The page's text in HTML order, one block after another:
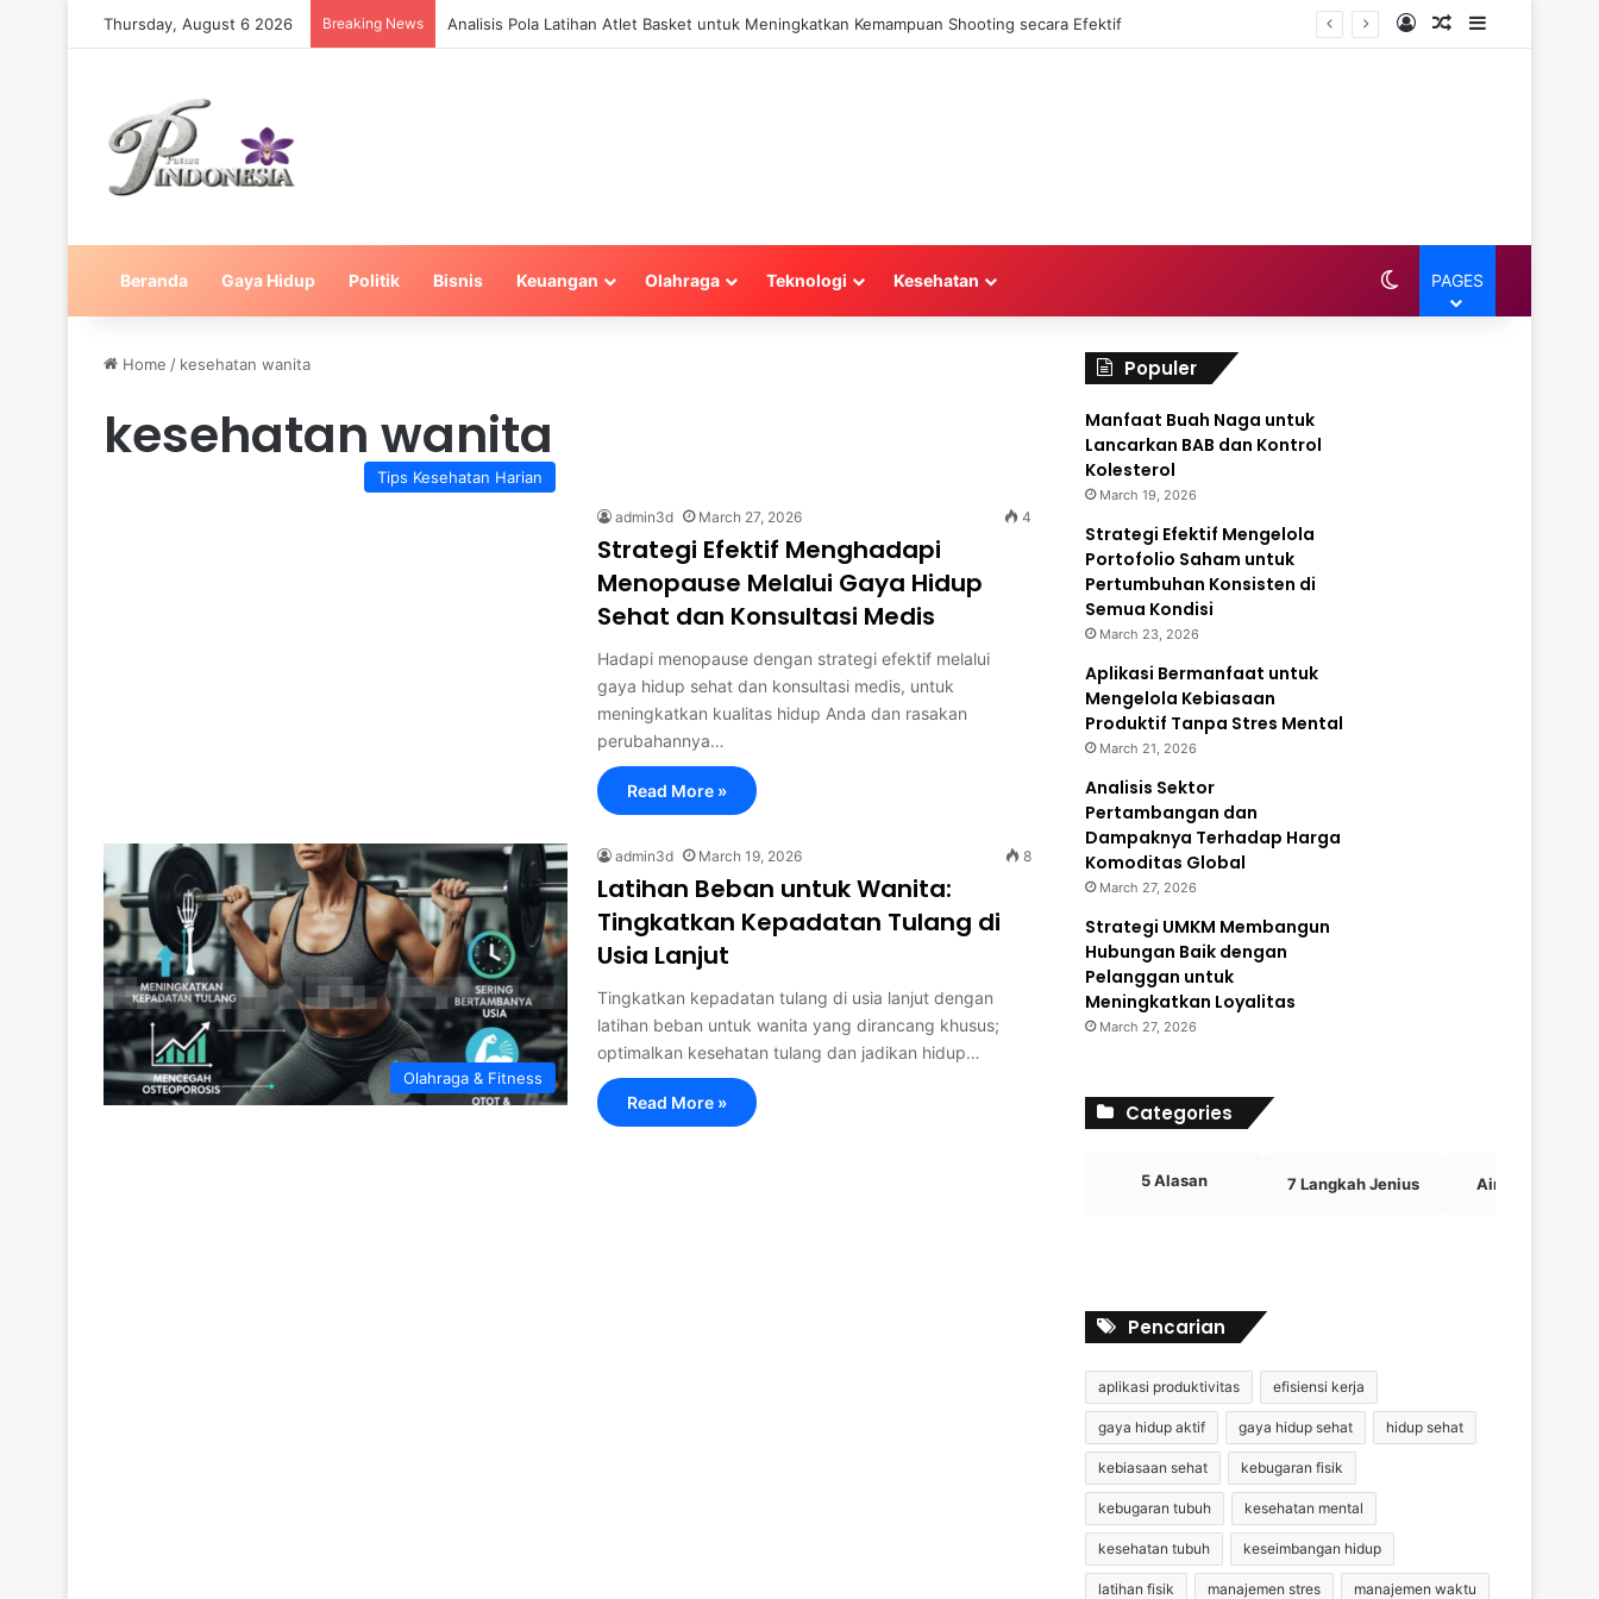
Thursday, August 6 2026 Breaking News Analisis Pola Latihan Atlet Basket untuk Meningkatkan Kemampuan Shooting secara Efektif Log InRandom Article
Sidebar
Beranda Gaya Hidup Politik Bisnis Keuangan Olahraga Teknologi Kesehatan Switch skin
PAGES
Home / kesehatan wanita
kesehatan wanita
Tips Kesehatan Harian
admin3d March 27, 2026 4
Strategi Efektif Menghadapi
Menopause Melalui Gaya Hidup
Sehat dan Konsultasi Medis
Hadapi menopause dengan strategi efektif melalui
gaya hidup sehat dan konsultasi medis, untuk
meningkatkan kualitas hidup Anda dan rasakan
perubahannya…
Read More »
Olahraga & Fitness
admin3d March 19, 2026 8
Latihan Beban untuk Wanita:
Tingkatkan Kepadatan Tulang di
Usia Lanjut
Tingkatkan kepadatan tulang di usia lanjut dengan
latihan beban untuk wanita yang dirancang khusus;
optimalkan kesehatan tulang dan jadikan hidup…
Read More »
Populer
Manfaat Buah Naga untuk
Lancarkan BAB dan Kontrol
Kolesterol
March 19, 2026
Strategi Efektif Mengelola
Portofolio Saham untuk
Pertumbuhan Konsisten di
Semua Kondisi
March 23, 2026
Aplikasi Bermanfaat untuk
Mengelola Kebiasaan
Produktif Tanpa Stres Mental
March 21, 2026
Analisis Sektor
Pertambangan dan
Dampaknya Terhadap Harga
Komoditas Global
March 27, 2026
Strategi UMKM Membangun
Hubungan Baik dengan
Pelanggan untuk
Meningkatkan Loyalitas
March 27, 2026
Categories
5 Alasan 7 Langkah Jenius Airdrop Crypto
Pencarian
aplikasi produktivitas efisiensi kerja
gaya hidup aktif gaya hidup sehat hidup sehat
kebiasaan sehat kebugaran fisik
kebugaran tubuh kesehatan mental
kesehatan tubuh keseimbangan hidup
latihan fisik manajemen stres manajemen waktu